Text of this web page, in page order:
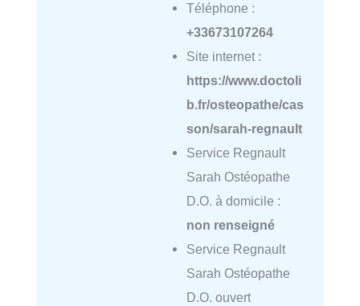
Téléphone :
+33673107264
Site internet :
https://www.doctoli
b.fr/osteopathe/cas
son/sarah-regnault
Service Regnault
Sarah Ostéopathe
D.O. à domicile :
non renseigné
Service Regnault
Sarah Ostéopathe
D.O. ouvert